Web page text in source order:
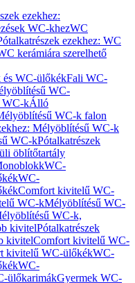
ezekhez:
WC-khezWC
ezekhez: WC
kerámiára szerelhető
WC-ülőkékFali WC-
WC-
WC-kÁlló
WC-k falon
Mélyöblítésű WC-k
WC-kPótalkatrészek
öblítőtartály
WC-
WC-
Comfort kivitelű WC-
WC-kMélyöblítésű WC-
WC-k,
kivitelPótalkatrészek
kivitelComfort kivitelű WC-
kivitelű WC-ülőkékWC-
WC-
ülőkarimákGyermek WC-